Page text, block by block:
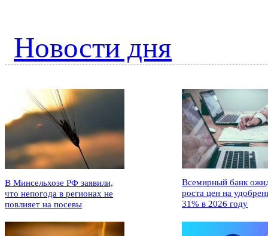
Новости дня
В Минсельхозе РФ заявили,
что непогода в регионах не
повлияет на посевы
Всемирный банк
роста цен на
31% в 2026 году